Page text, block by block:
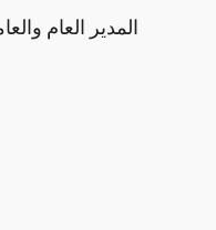
المدير العام